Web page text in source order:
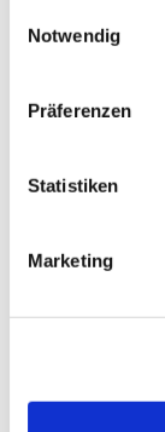
Notwendig
Präferenzen
Statistiken
Marketing